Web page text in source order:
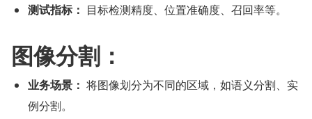
测试指标： 目标检测精度、位置准确度、召回率等。
图像分割：
业务场景： 将图像划分为不同的区域，如语义分割、实
例分割。